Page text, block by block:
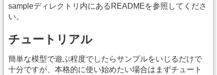
sampleディレクトリ内にあるREADMEを参照してくださ
い。
チュートリアル
簡単な模型で遊ぶ程度でしたらサンプルをいじるだけで
十分ですが、本格的に使い始めたい場合はまずチュート